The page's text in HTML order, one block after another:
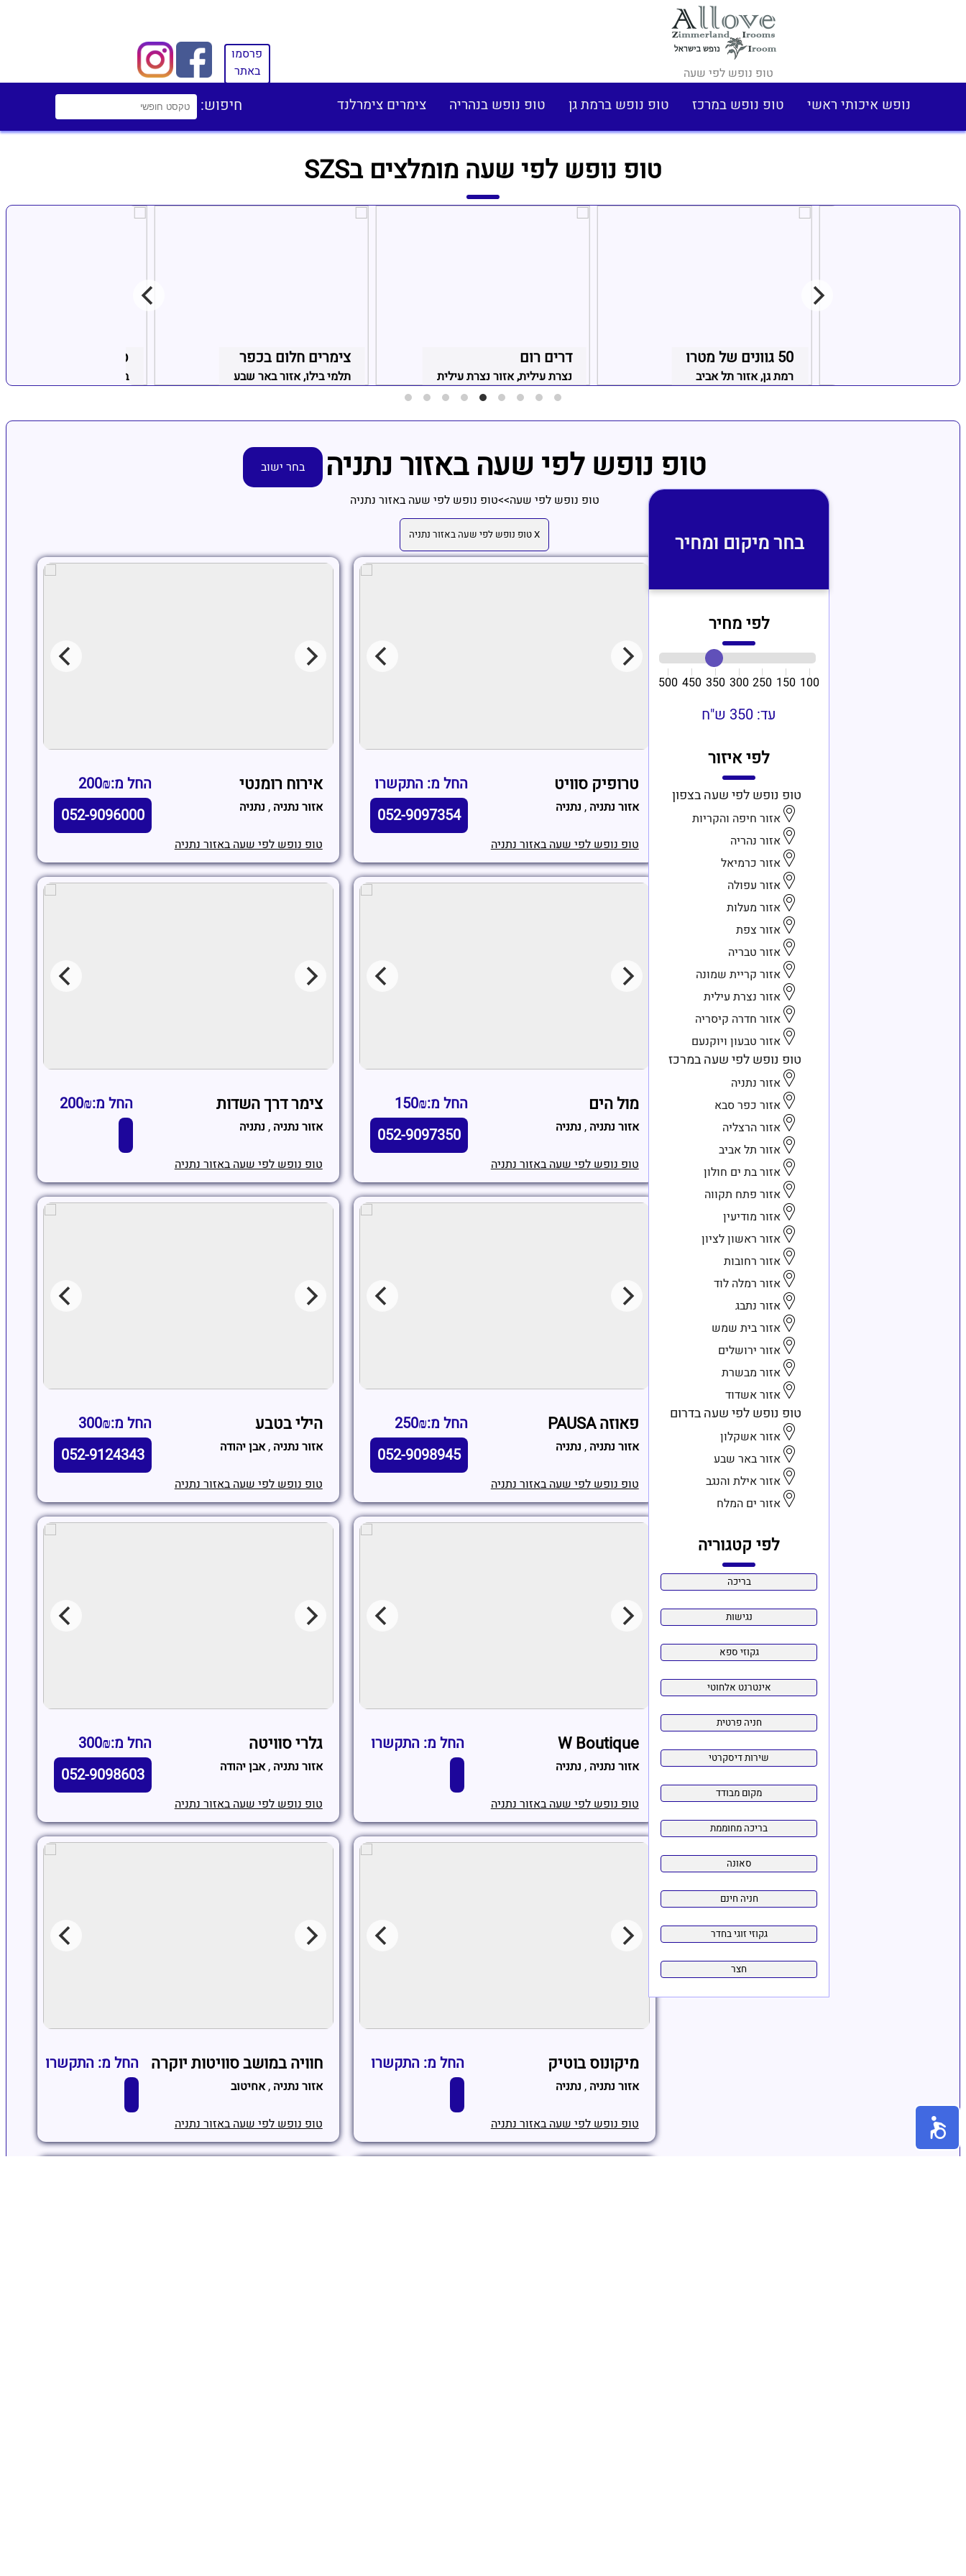
טופ נופש לפי שעה
פרסמו
באתר
נופש איכותי ראשי טופ נופש במרכז טופ נופש ברמת גן טופ נופש בנהריה צימרים צימרלנד חיפוש:
טופ נופש לפי שעה מומלצים בSZS
סוויטות האליזה
באר שבע, אזור באר שבע
צימרים חלום בכפר
תלמי בילו, אזור באר שבע
דרים רום
נצרת עילית, אזור נצרת עילית
50 גוונים של מטרו
רמת גן, אזור תל אביב חדרה קיסריה
בחר מיקום ומחיר
לפי מחיר
100
150
250
300
350
450
500
עד: 350 ש"ח
לפי איזור
טופ נופש לפי שעה בצפון
אזור חיפה והקריות
אזור נהריה
אזור כרמיאל
אזור עפולה
אזור מעלות
אזור צפת
אזור טבריה
אזור קריית שמונה
אזור נצרת עילית
אזור חדרה קיסריה
אזור טבעון ויוקנעם
טופ נופש לפי שעה במרכז
אזור נתניה
אזור כפר סבא
אזור הרצליה
אזור תל אביב
אזור בת ים חולון
אזור פתח תקווה
אזור מודיעין
אזור ראשון לציון
אזור רחובות
אזור רמלה לוד
אזור נתבג
אזור בית שמש
אזור ירושלים
אזור מבשרת
אזור אשדוד
טופ נופש לפי שעה בדרום
אזור אשקלון
אזור באר שבע
אזור אילת והנגב
אזור ים המלח
לפי קטגוריה
טופ נופש לפי שעה באזור נתניה
בחר ישוב
טופ נופש לפי שעה>>טופ נופש לפי שעה באזור נתניה
X טופ נופש לפי שעה באזור נתניה
טרופיק סוויט החל מ: התקשרו
אזור נתניה , נתניה 052-9097354
טופ נופש לפי שעה באזור נתניה
אירוח רומנטי החל מ:200₪
אזור נתניה , נתניה 052-9096000
טופ נופש לפי שעה באזור נתניה
מול הים החל מ:150₪
אזור נתניה , נתניה 052-9097350
טופ נופש לפי שעה באזור נתניה
צימר דרך השדות החל מ:200₪
אזור נתניה , נתניה
טופ נופש לפי שעה באזור נתניה
פאוזה PAUSA החל מ:250₪
אזור נתניה , נתניה 052-9098945
טופ נופש לפי שעה באזור נתניה
הילי בטבע החל מ:300₪
אזור נתניה ,אבן יהודה 052-9124343
טופ נופש לפי שעה באזור נתניה
W Boutique החל מ: התקשרו
אזור נתניה , נתניה
טופ נופש לפי שעה באזור נתניה
גלרי סוויטה החל מ:300₪
אזור נתניה ,אבן יהודה 052-9098603
טופ נופש לפי שעה באזור נתניה
מיקונוס בוטיק החל מ: התקשרו
אזור נתניה , נתניה
טופ נופש לפי שעה באזור נתניה
חוויה במושב סוויטות יוקרה החל מ: התקשרו
אזור נתניה ,אחיטוב
טופ נופש לפי שעה באזור נתניה